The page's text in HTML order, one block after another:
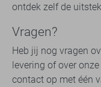
ontdek zelf de
Vragen?
Heb jij nog vragen
levering of over
contact op met één